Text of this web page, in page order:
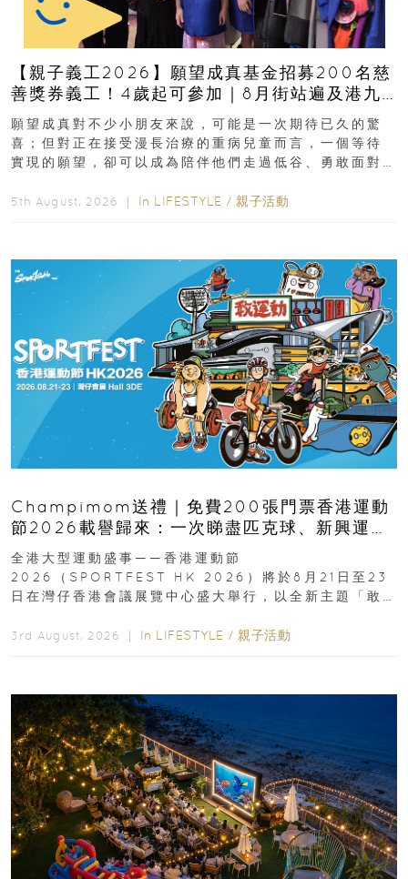
【親子義工2026】願望成真基金招募200名慈
善獎券義工！4歲起可參加｜8月街站遍及港九
新界
願望成真對不少小朋友來說，可能是一次期待已久的驚
喜；但對正在接受漫長治療的重病兒童而言，一個等待
實現的願望，卻可以成為陪伴他們走過低谷、勇敢面對
5th August, 2026 ｜ In LIFESTYLE / 親子活動
Champimom送禮｜免費200張門票香港運動
節2026載譽歸來：一次睇盡匹克球、新興運
動、街舞比賽＋逾百運動品牌展覽
全港大型運動盛事——香港運動節
2026（SPORTFEST HK 2026）將於8月21日至23
日在灣仔香港會議展覽中心盛大舉行，以全新主題「敢
3rd August, 2026 ｜ In LIFESTYLE / 親子活動